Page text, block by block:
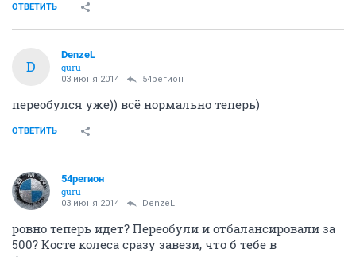
ОТВЕТИТЬ
D
DenzeL
guru
03 июня 2014 54регион
переобулся уже)) всё нормально теперь)
ОТВЕТИТЬ
54регион
guru
03 июня 2014 DenzeL
ровно теперь идет? Переобули и отбалансировали за
500? Косте колеса сразу завези, что б тебе в